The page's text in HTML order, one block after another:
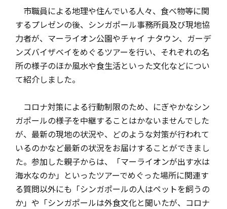
市職員による地理や住んでいる人々、食べ物等に関
するプレゼンの後、シンガポール事務所員及び現地協
力者が、マーライオン公園やチャイ ナタウン、ガーデ
ンズバイザベイをめぐるツアーを行い、それぞれの名
所の様子のほか風水や食生活といった文化などについ
て紹介しました。
コロナ対策による行動制限のため、にぎやかなシン
ガポールの様子を中継することはかないませんでした
が、最新の現地の状況や、どのような対策が行われて
いるのかなど最新の状況をお届けすることができまし
た。参加した親子からは、「マーライオンが出す水は
海水なのか」といったツアーでめぐった場所に関連す
る質問以外にも「シンガポールの人はペットを飼うの
か」や「シンガポールは外食文化と聞いたが、コロナ